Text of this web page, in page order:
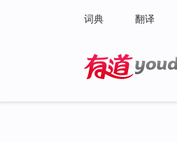
词典 翻译